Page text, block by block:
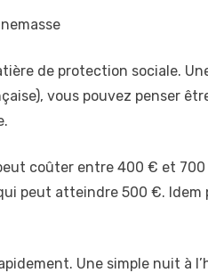
de protection sociale.
vous pouvez penser
coûter entre 400 € et 700
peut atteindre 500 €. Idem
Une simple nuit à